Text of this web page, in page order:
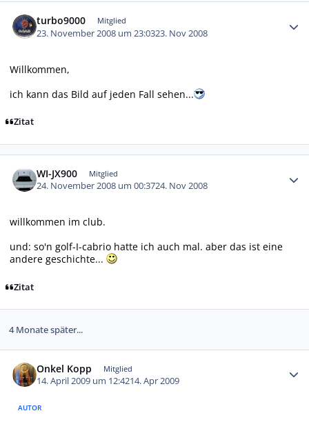
turbo9000 Mitglied
23. November 2008 um 23:0323. Nov 2008
Willkommen,
ich kann das Bild auf jeden Fall sehen...
Zitat
WI-JX900 Mitglied
24. November 2008 um 00:3724. Nov 2008
willkommen im club.
und: so'n golf-I-cabrio hatte ich auch mal. aber das ist eine
andere geschichte...
Zitat
4 Monate später...
Onkel Kopp Mitglied
14. April 2009 um 12:4214. Apr 2009
AUTOR